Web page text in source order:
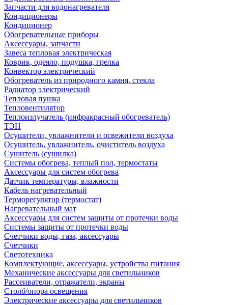
Запчасти для водонагревателя
Кондиционеры
Кондиционер
Обогревательные приборы
Аксессуары, запчасти
Завеса тепловая электрическая
Коврик, одеяло, подушка, грелка
Конвектор электрический
Обогреватель из природного камня, стекла
Радиатор электрический
Тепловая пушка
Тепловентилятор
Теплоизлучатель (инфракрасный обогреватель)
ТЭН
Осушители, увлажнители и освежители воздуха
Осушитель, увлажнитель, очиститель воздуха
Сушитель (сушилка)
Системы обогрева, теплый пол, термостаты
Аксессуары для систем обогрева
Датчик температуры, влажности
Кабель нагревательный
Терморегулятор (термостат)
Нагревательный мат
Аксессуары для систем защиты от протечки воды
Системы защиты от протечки воды
Счетчики воды, газа, аксессуары
Счетчики
Светотехника
Комплектующие, аксессуары, устройства питания
Механические аксессуары для светильников
Рассеиватели, отражатели, экраны
Столб/опора освещения
Электрические аксессуары для светильников